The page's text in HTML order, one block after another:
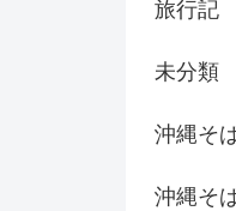
旅行記
未分類
沖縄そ
沖縄そ